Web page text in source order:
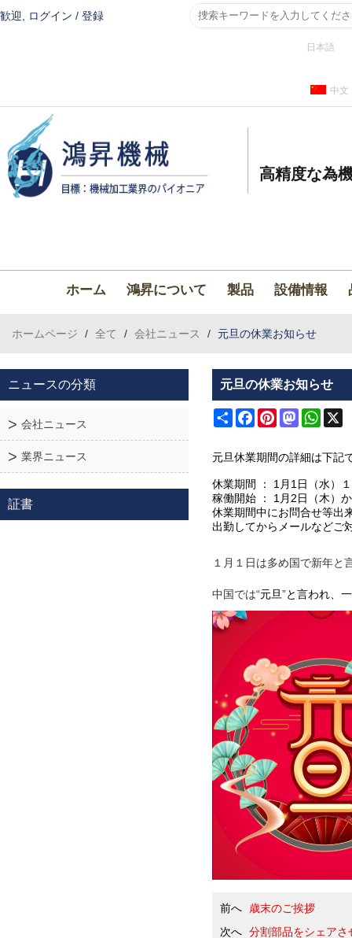
歓迎, ログイン / 登録
日本語
中文
高精度な為
ホーム 鴻昇について 製品 設備情報
ホームページ / 全て / 会社ニュース / 元旦の休業お知らせ
ニュースの分類
会社ニュース
業界ニュース
証書
元旦の休業お知らせ
ShareFacebookPinterestMastodon
元旦休業期間の詳細は下記
休業期間 ： 1 月 1 日（水）
稼働開始
： 1 月 2 日（木）
休業期間中にお問合せ等出
出勤してからメールなどご
１月１日は多め国で新年と
中国では“元旦”と言われ、
前へ
歳末のご挨拶
次へ 分割部品をシェア